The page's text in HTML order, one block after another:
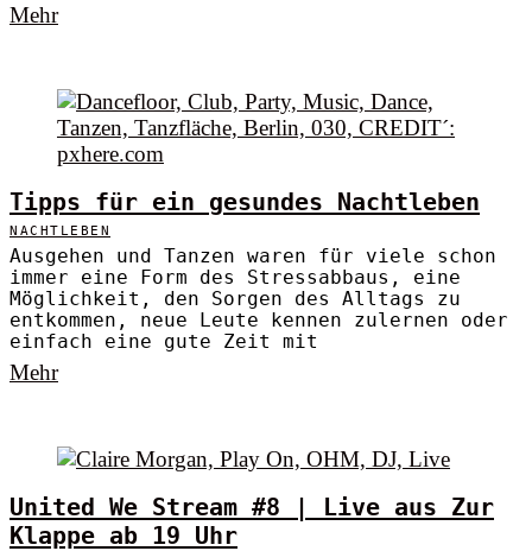
Mehr
Tipps für ein gesundes Nachtleben
NACHTLEBEN
Ausgehen und Tanzen waren für viele schon
immer eine Form des Stressabbaus, eine
Möglichkeit, den Sorgen des Alltags zu
entkommen, neue Leute kennen zulernen oder
einfach eine gute Zeit mit
Mehr
United We Stream #8 | Live aus Zur
Klappe ab 19 Uhr